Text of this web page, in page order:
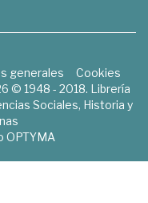
generales
Cookies
© 1948 - 2018. Librería
Sociales, Historia y
OPTYMA